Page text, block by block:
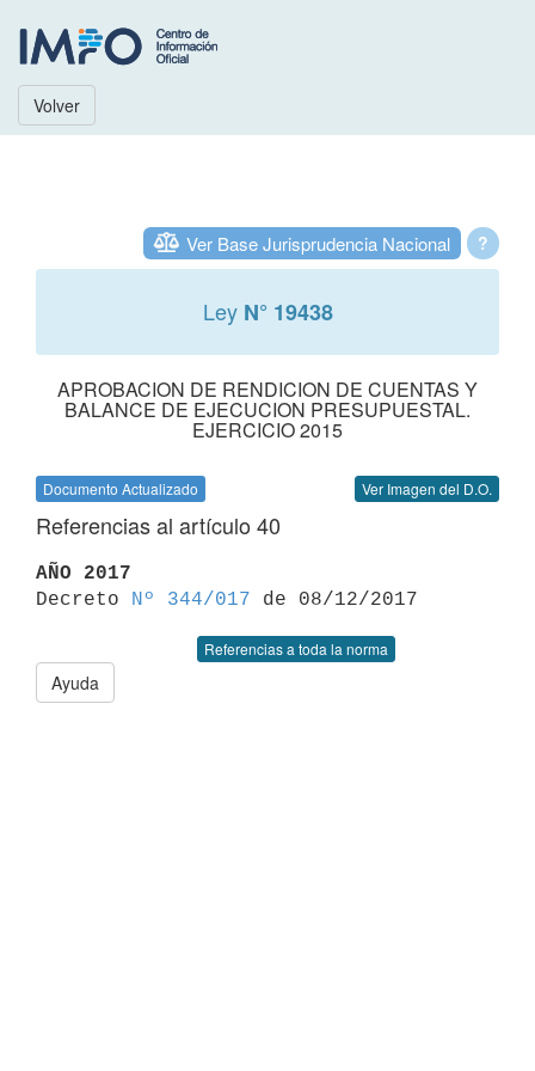
Volver
?
Ver Base Jurisprudencia Nacional
Ley N° 19438
APROBACION DE RENDICION DE CUENTAS Y
BALANCE DE EJECUCION PRESUPUESTAL.
EJERCICIO 2015
Documento Actualizado Ver Imagen del D.O.
Referencias al artículo 40
AÑO 2017
Decreto
Nº 344/017
Referencias a toda la norma
Ayuda